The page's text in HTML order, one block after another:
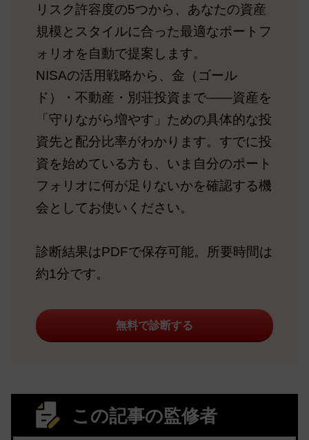
リスク許容度の5つから、あなたの資産
規模とスタイルに合った最適なポートフ
ォリオを自動で提案します。
NISAの活用戦略から、金（ゴール
ド）・不動産・別荘投資まで——資産を
「守りながら増やす」ための具体的な投
資先と配分比率がわかります。すでに投
資を始めている方も、いま自分のポート
フォリオに何が足りないかを確認する機
会としてお使いください。
診断結果はPDFで保存可能。所要時間は
約1分です。
無料で診断する
この記事の監修者